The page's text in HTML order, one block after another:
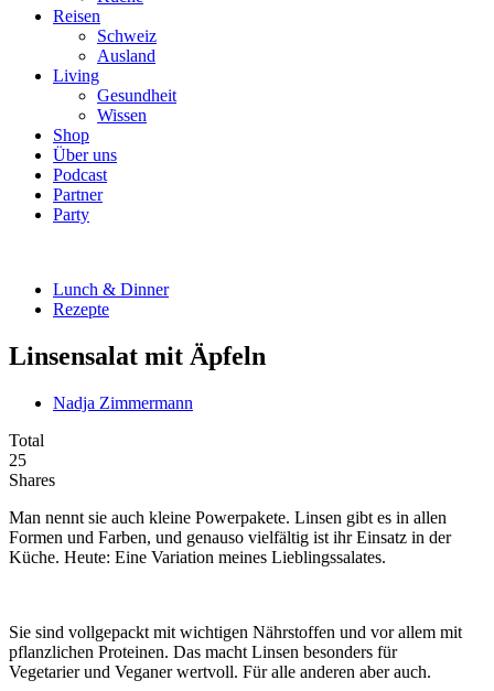
Reisen
Schweiz
Ausland
Living
Gesundheit
Wissen
Shop
Über uns
Podcast
Partner
Party
Lunch & Dinner
Rezepte
Linsensalat mit Äpfeln
Nadja Zimmermann
Total
25
Shares
Man nennt sie auch kleine Powerpakete. Linsen gibt es in allen
Formen und Farben, und genauso vielfältig ist ihr Einsatz in der
Küche. Heute: Eine Variation meines Lieblingssalates.
Sie sind vollgepackt mit wichtigen Nährstoffen und vor allem mit
pflanzlichen Proteinen. Das macht Linsen besonders für
Vegetarier und Veganer wertvoll. Für alle anderen aber auch.